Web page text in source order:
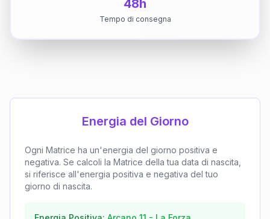
48h
Tempo di consegna
Energia del Giorno
Ogni Matrice ha un'energia del giorno positiva e
negativa. Se calcoli la Matrice della tua data di nascita,
si riferisce all'energia positiva e negativa del tuo
giorno di nascita.